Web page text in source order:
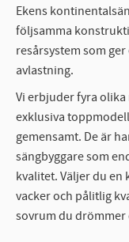
Ekens
följsamma
resårsystem som
avlastning.
Vi erbjuder fyra
exklusiva
gemensamt. De är
sängbyggare som
kvalitet. Väljer du en
vacker och pålitlig
sovrum du drömmer